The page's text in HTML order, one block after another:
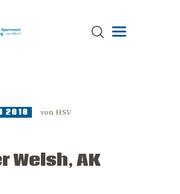
2018 von HSV
Welsh, AK